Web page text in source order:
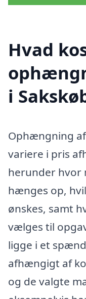
Hvad
i
Ophængning
variere i pris
herunder hvor
hænges op,
ønskes, samt
vælges til
ligge i et
afhængigt af
og de valgte